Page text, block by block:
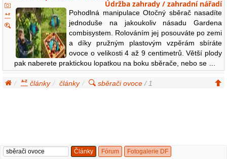
Údržba zahrady / zahradní nářadí
Pohodlná manipulace Otočný sběrač nasadíte
jednoduše na jakoukoliv násadu Gardena
combisystem. Rolováním jej posouváte po zemi
a díky pružným plastovým vzpěrám sbíráte
ovoce o velikosti 4 až 9 centimetrů. Větší plody
pak naberete praktickou lopatkou na boku sběrače, nebo se …
články články sběrači ovoce / 1
Články Fórum Fotogalerie DF